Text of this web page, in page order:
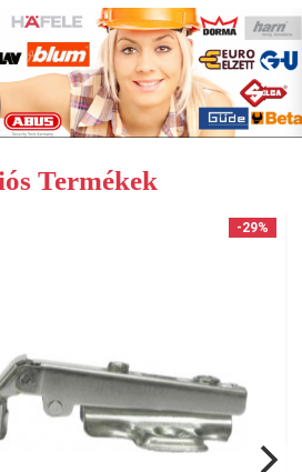
Termékek
-29%